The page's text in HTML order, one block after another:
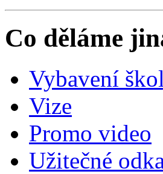
Co děláme
Vybavení
Vize
Promo video
Užitečné